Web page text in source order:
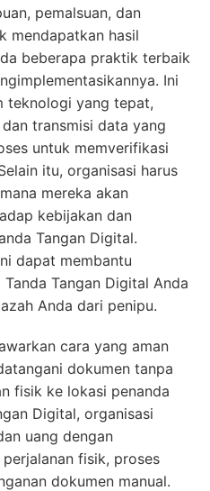
pemalsuan, dan
mendapatkan hasil
beberapa praktik terbaik
Ini
teknologi yang tepat,
transmisi data yang
untuk memverifikasi
itu, organisasi harus
mereka akan
kebijakan dan
Tangan Digital.
dapat membantu
Tangan Digital Anda
Anda dari penipu.
cara yang aman
dokumen tanpa
fisik ke lokasi penanda
Digital, organisasi
uang dengan
fisik, proses
dokumen manual.